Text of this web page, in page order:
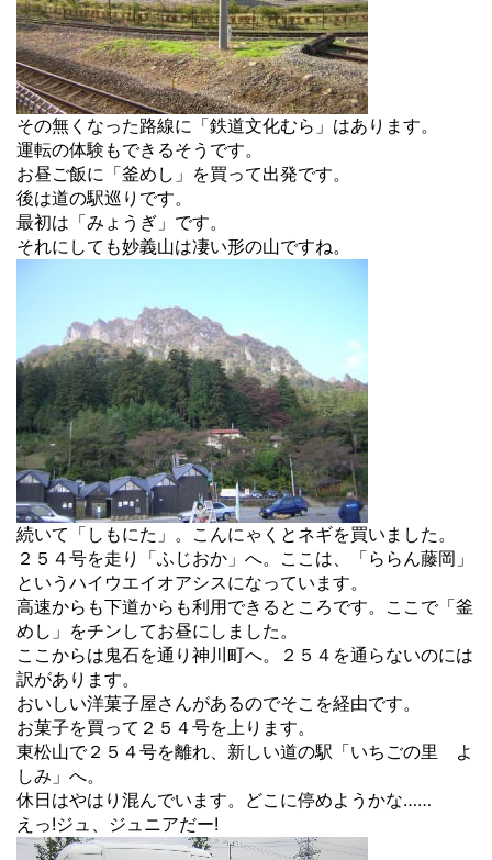
その無くなった路線に「鉄道文化むら」はあります。
運転の体験もできるそうです。
お昼ご飯に「釜めし」を買って出発です。
後は道の駅巡りです。
最初は「みょうぎ」です。
それにしても妙義山は凄い形の山ですね。
続いて「しもにた」。こんにゃくとネギを買いました。
２５４号を走り「ふじおか」へ。ここは、「ららん藤岡」
というハイウエイオアシスになっています。
高速からも下道からも利用できるところです。ここで「釜
めし」をチンしてお昼にしました。
ここからは鬼石を通り神川町へ。２５４を通らないのには
訳があります。
おいしい洋菓子屋さんがあるのでそこを経由です。
お菓子を買って２５４号を上ります。
東松山で２５４号を離れ、新しい道の駅「いちごの里 よ
しみ」へ。
休日はやはり混んでいます。どこに停めようかな……
えっ!ジュ、ジュニアだー!